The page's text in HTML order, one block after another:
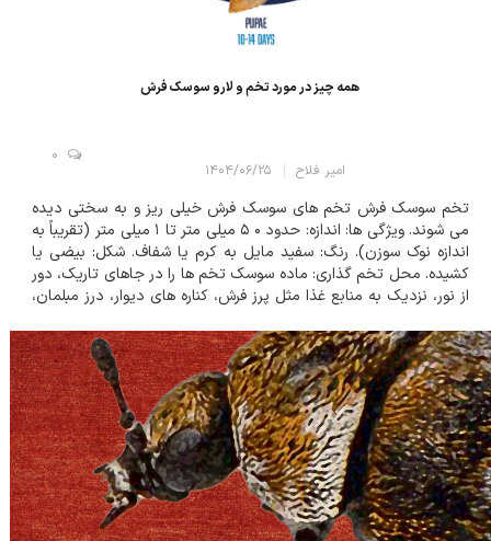
همه چیز در مورد تخم و لارو سوسک فرش
امیر فلاح ۱۴۰۴/۰۶/۲۵
0
تخم سوسک فرش تخم های سوسک فرش خیلی ریز و به سختی دیده
می شوند. ویژگی ها: اندازه: حدود ۰ ۵ میلی متر تا ۱ میلی متر (تقریباً به
اندازه نوک سوزن). رنگ: سفید مایل به کرم یا شفاف. شکل: بیضی یا
کشیده. محل تخم گذاری: ماده سوسک تخم ها را در جاهای تاریک، دور
از نور، نزدیک به منابع غذا مثل پرز فرش، کناره های دیوار، درز مبلمان،